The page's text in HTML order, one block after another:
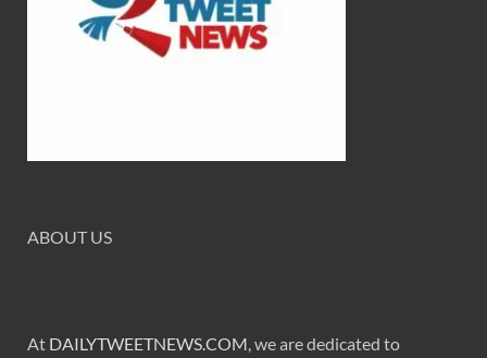
ABOUT US
At DAILYTWEETNEWS.COM, we are dedicated to